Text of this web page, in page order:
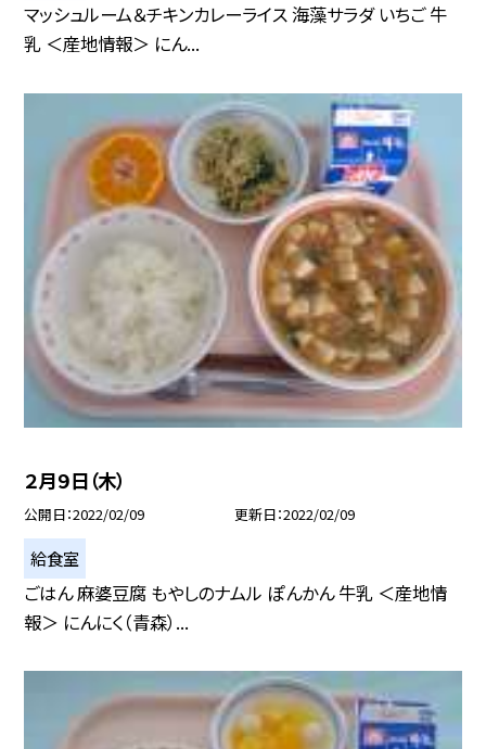
マッシュルーム＆チキンカレーライス 海藻サラダ いちご 牛
乳 ＜産地情報＞ にん...
２月９日（木）
公開日 2022/02/09 更新日 2022/02/09
給食室
ごはん 麻婆豆腐 もやしのナムル ぽんかん 牛乳 ＜産地情
報＞ にんにく（青森）...